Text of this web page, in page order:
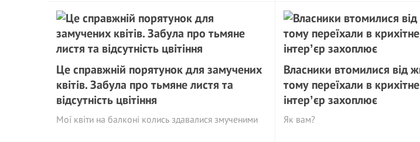
Це справжній порятунок для замучених
квітів. Забула про тьмяне листя та
відсутність цвітіння
Мої квіти на балконі колись здавалися змученими
Власники втомилися від
тому переїхали в
інтерʼєр захоплює
Як вам?